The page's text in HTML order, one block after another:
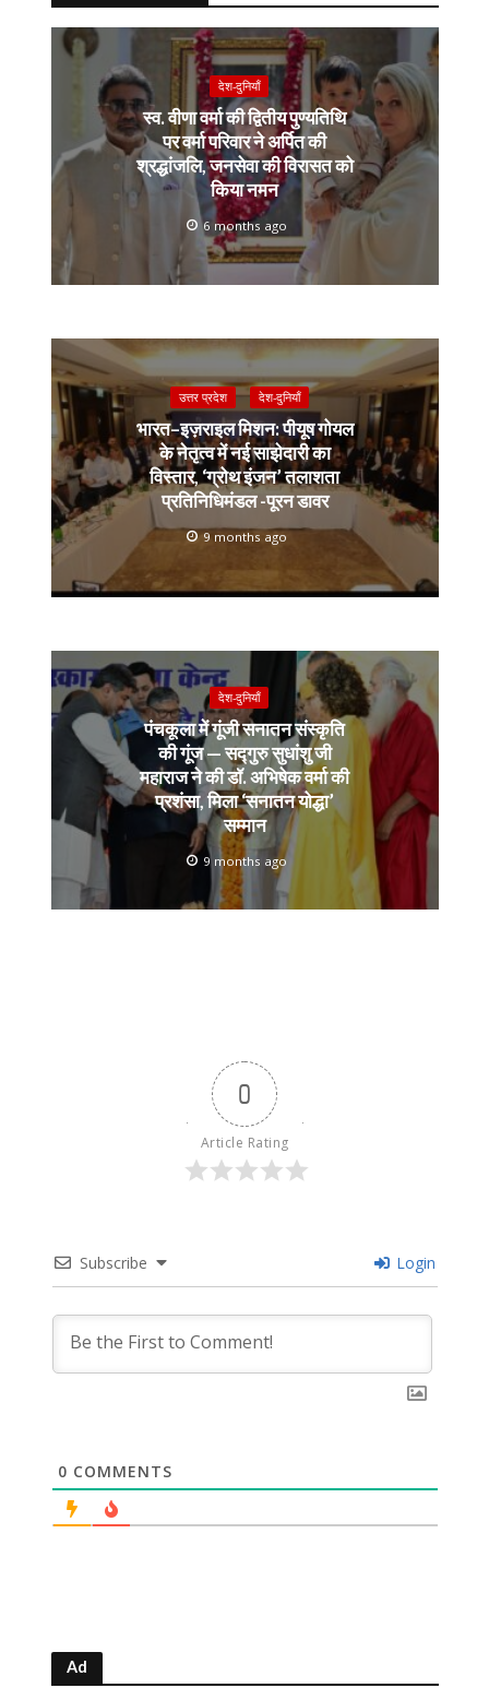
o
k
n
k
p
p
m
देश-दुनियाँ
स्व. वीणा वर्मा की द्वितीय पुण्यतिथि
पर वर्मा परिवार ने अर्पित की
श्रद्धांजलि, जनसेवा की विरासत को
किया नमन
6 months ago
उत्तर प्रदेश देश-दुनियाँ
भारत–इज़राइल मिशन: पीयूष गोयल
के नेतृत्व में नई साझेदारी का
विस्तार, ‘ग्रोथ इंजन’ तलाशता
प्रतिनिधिमंडल -पूरन डावर
9 months ago
देश-दुनियाँ
पंचकूला में गूंजी सनातन संस्कृति
की गूंज — सद्गुरु सुधांशु जी
महाराज ने की डॉ. अभिषेक वर्मा की
प्रशंसा, मिला ‘सनातन योद्धा’
सम्मान
9 months ago
0
Article Rating
Subscribe Login
0 COMMENTS
Ad